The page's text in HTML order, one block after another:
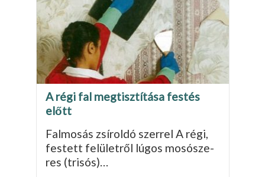
A régi fal megtisztítása festés
előtt
Falmosás zsíroldó szerrel A régi,
festett felületről lúgos mosósze­
res (trisós)…